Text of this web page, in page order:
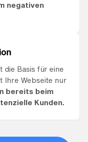
negativen
die Basis für eine
Ihre Webseite nur
bereits beim
Kunden.